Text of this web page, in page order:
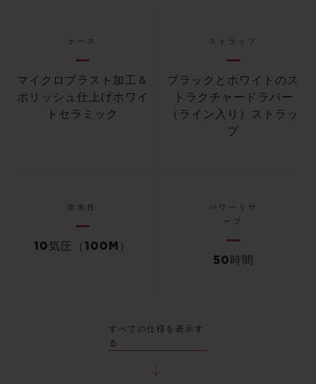
ケース
マイクロブラスト加工＆
ポリッシュ仕上げホワイ
トセラミック
ストラップ
ブラックとホワイトのス
トラクチャードラバー
（ライン入り）ストラッ
プ
防水性
10気圧（100M）
パワーリザ
ーブ
50時間
すべての仕様を表示す
る